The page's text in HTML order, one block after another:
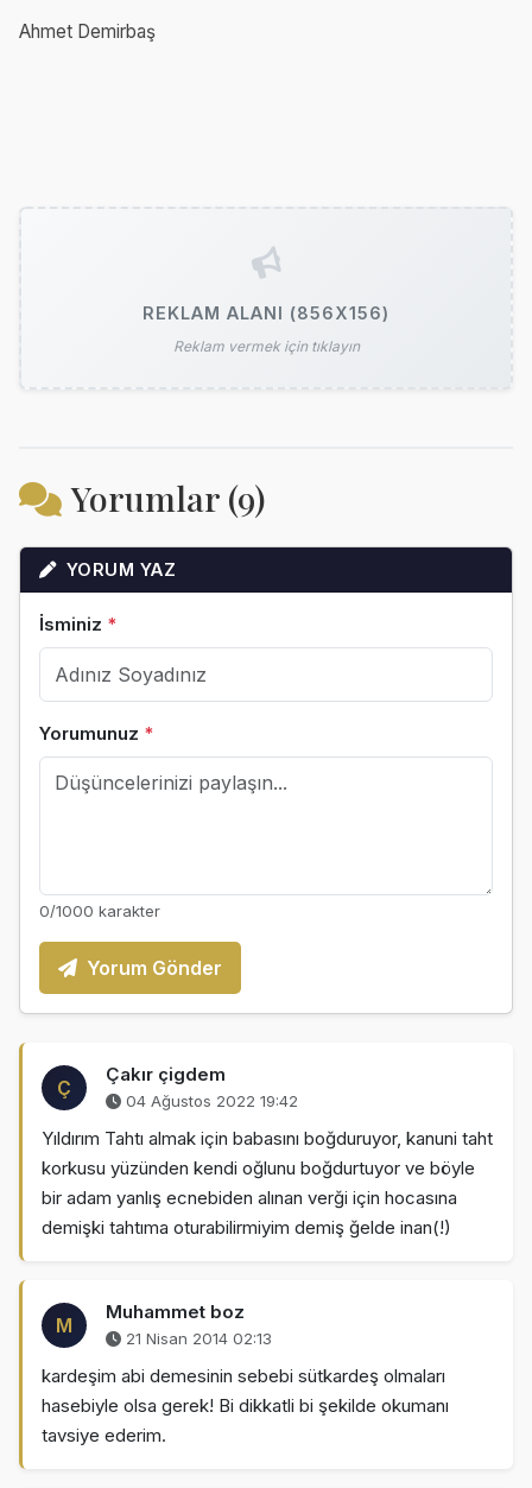
Ahmet Demirbaş
REKLAM ALANI (856X156)
Reklam vermek için tıklayın
Yorumlar (9)
YORUM YAZ
İsminiz *
Yorumunuz *
0/1000 karakter
Yorum Gönder
Ç
Çakır çigdem
04 Ağustos 2022 19:42
Yıldırım Tahtı almak için babasını boğduruyor, kanuni taht
korkusu yüzünden kendi oğlunu boğdurtuyor ve böyle
bir adam yanlış ecnebiden alınan verği için hocasına
demişki tahtıma oturabilirmiyim demiş ğelde inan(!)
M
Muhammet boz
21 Nisan 2014 02:13
kardeşim abi demesinin sebebi sütkardeş olmaları
hasebiyle olsa gerek! Bi dikkatli bi şekilde okumanı
tavsiye ederim.